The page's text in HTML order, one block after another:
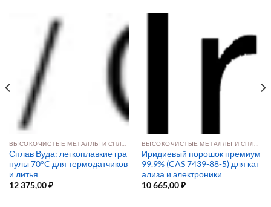
Сплав Вуда: легкоплавкие гра
нулы 70°C для термодатчиков
и литья
12 375,00₽
Иридиевый порошок премиум
99.9% (CAS 7439-88-5) для кат
ализа и электроники
10 665,00₽